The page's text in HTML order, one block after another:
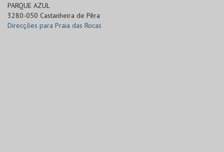
PARQUE AZUL
3280-050 Castanheira de Pêra
Direcções para Praia das Rocas